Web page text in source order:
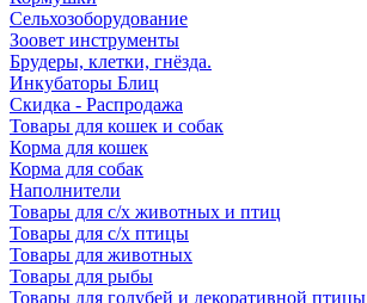
Сельхозоборудование
Зоовет инструменты
Брудеры, клетки, гнёзда.
Инкубаторы Блиц
Скидка - Распродажа
Товары для кошек и собак
Корма для кошек
Корма для собак
Наполнители
Товары для с/х животных и птиц
Товары для с/х птицы
Товары для животных
Товары для рыбы
Товары для голубей и декоративной птицы